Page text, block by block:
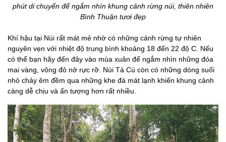
phút di chuyển để ngắm nhìn khung cảnh rừng núi, thiên nhiên
Bình Thuận tươi đẹp
Khí hậu tại Núi rất mát mẻ nhờ có những cánh rừng tự nhiên
nguyên vẹn với nhiệt độ trung bình khoảng 18 đến 22 độ C. Nếu
có thể bạn hãy đến đây vào mùa xuân để ngắm nhìn những đóa
mai vàng, vông đỏ nở rực rỡ. Núi Tà Cú còn có những dòng suối
nhỏ chảy êm đềm qua những khe đá mát lạnh khiến khung cảnh
càng dễ chịu và ấn tượng hơn rất nhiều.